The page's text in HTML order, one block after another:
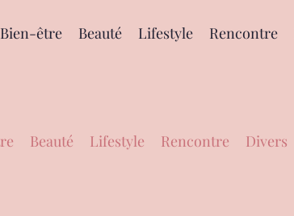
Bien-être Beauté Lifestyle Rencontre
Beauté Lifestyle Rencontre Divers